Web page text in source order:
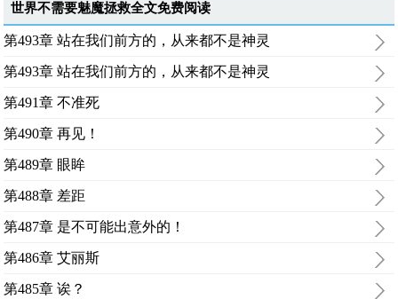
世界不需要魅魔拯救全文免费阅读
第493章 站在我们前方的，从来都不是神灵
第493章 站在我们前方的，从来都不是神灵
第491章 不准死
第490章 再见！
第489章 眼眸
第488章 差距
第487章 是不可能出意外的！
第486章 艾丽斯
第485章 诶？